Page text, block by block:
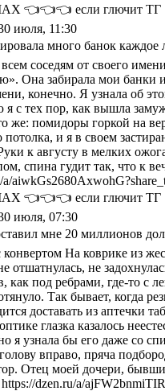
👈👈👈 если глючит ТГ
июля, 11:30
много банок каждое
всем соседям от своего
Она забирала мои банки и
конечно. Я узнала об
я с тех пор, как вышла
же: помидоры горкой на
потолка, и я в своем
к августу в мелких
спина гудит так, что к
a/
👈👈👈 если глючит ТГ
июля, 07:30
мне 20 миллионов
На коврике из
отшатнулась, не
как под ребрами, где-то с
Так бывает, когда
доставать из аптечки
глазка казалось
я узнала бы его даже со
вправо, пряча
Отец моей дочери,
dzen.ru/a/